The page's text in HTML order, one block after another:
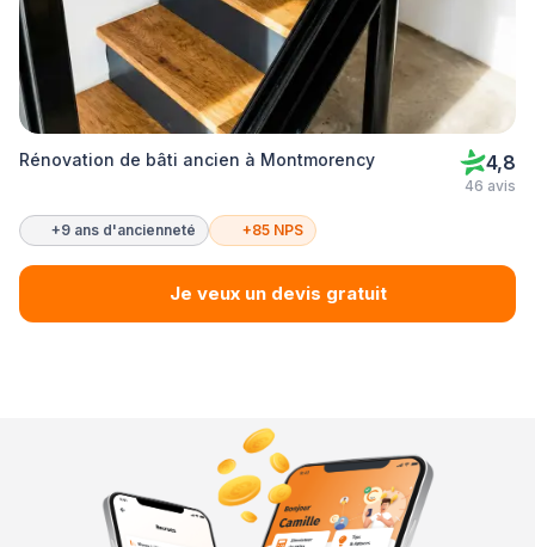
Rénovation de bâti ancien à Montmorency 4,8
46 avis
+9 ans d'ancienneté +85 NPS
Je veux un devis gratuit